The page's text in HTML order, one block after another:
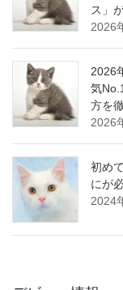
ス」
2026
2026
気
方を
2026
初め
にが
2024